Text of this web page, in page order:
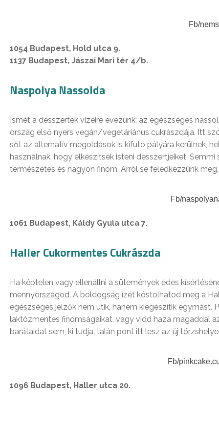
Fb/
1054 Budapest, Hold utca 9.
1137 Budapest, Jászai Mari tér 4/b.
Naspolya Nassolda
Ismét a desszertek vizeire evezünk: az egészséges
ország első nyers vegán/vegetáriánus cukrászdája. Itt
sőt az alternatív megoldások is kifutó pályára kerülnek,
használnak, hogy elkészítsék isteni desszertjeiket.
természetes és nagyon finom. Arról se feledkezzünk
Fb/
1061 Budapest, Káldy Gyula utca 7.
Haller Cukormentes Cukrászda
Ha képtelen vagy ellenállni a sütemények édes
mennyországod. A boldogság ízét kóstolhatod meg a
egészséges jelzők nem ütik, hanem kiegészítik egymást.
laktózmentes finomságaikat, vagy vidd haza magaddal
barátaidat sem, ki tudja, talán pont itt lesz az új
Fb/
1096 Budapest, Haller utca 20.